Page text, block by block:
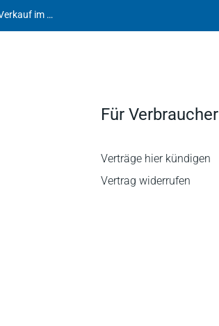
Unternehmereigenschaft bei planmäßigem An- und Verkauf im Rahmen eines Internethandels (hier: ebay)
Für Verbraucher
Verträge hier kündigen
Vertrag widerrufen